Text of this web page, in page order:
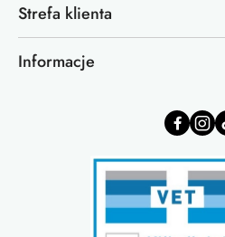
Strefa klienta
Informacje